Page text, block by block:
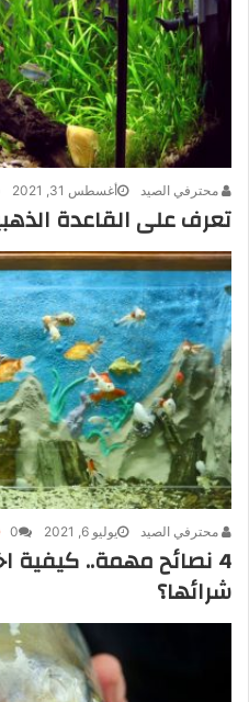
محترفي الصيد أغسطس 31, 2021
تعرف على القاعدة
محترفي الصيد يوليو 6, 2021 0
4 نصائح مهمة.. كيفية
شرائها؟